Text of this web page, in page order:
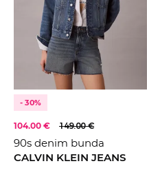
- 30%
104.00 € 149.00 €
90s denim bunda
CALVIN KLEIN JEANS